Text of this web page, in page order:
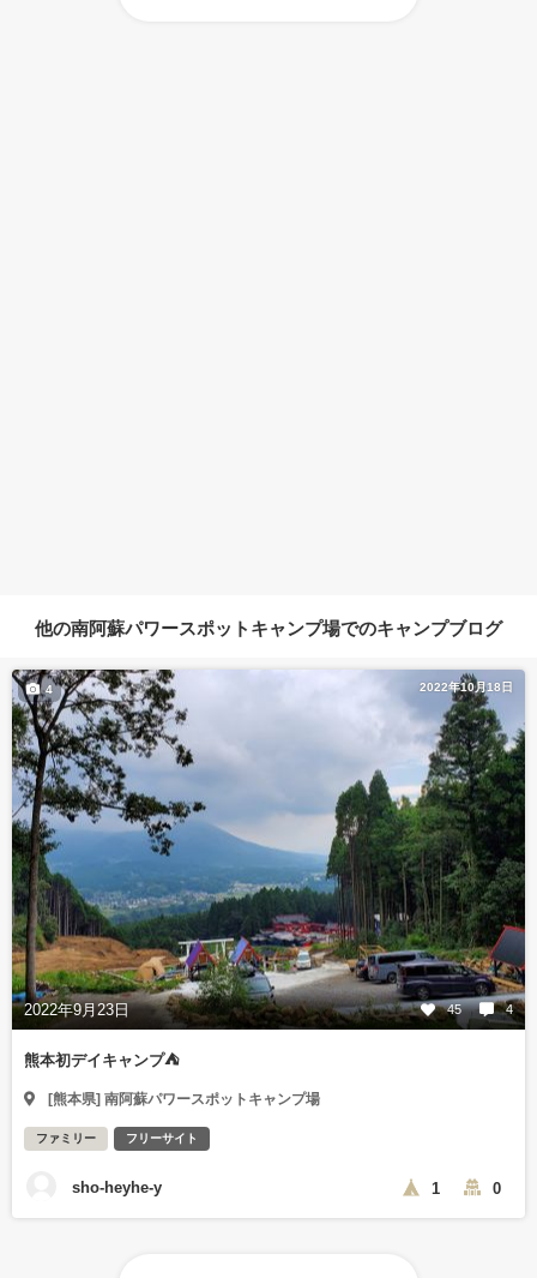
他の南阿蘇パワースポットキャンプ場でのキャンプブログ
2022年10月18日
2022年9月23日 45 4
4
熊本初デイキャンプ⛺
[熊本県] 南阿蘇パワースポットキャンプ場
ファミリー フリーサイト
sho-heyhe-y 1 0